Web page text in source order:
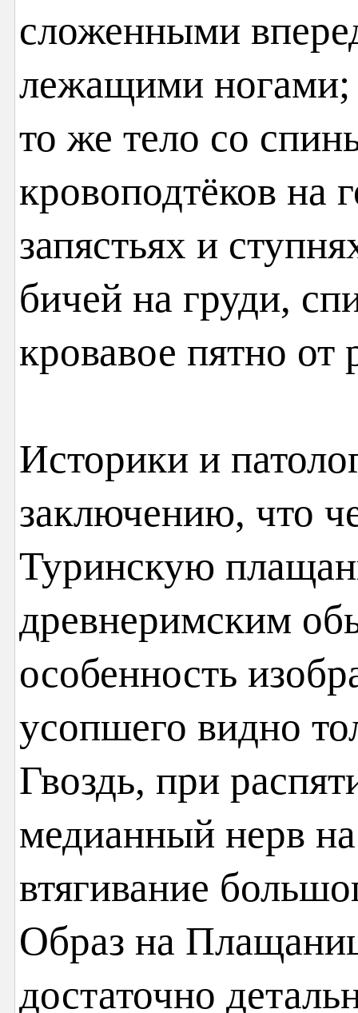
сложенными
лежащими
то же тело со
кровоподтёков на
запястьях и
бичей на груди,
кровавое пятно
Историки и
заключению, что
Туринскую
древнеримским
особенность
усопшего видно
Гвоздь, при
медианный нерв
втягивание
Образ на
достаточно